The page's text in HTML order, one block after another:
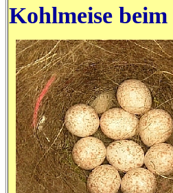
Kohlmeise